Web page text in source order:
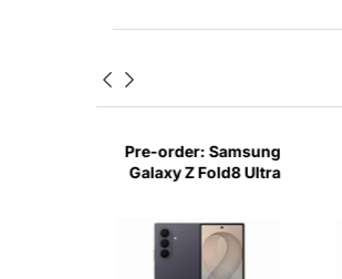
Pre-order: Samsung
Galaxy Z Fold8 Ultra